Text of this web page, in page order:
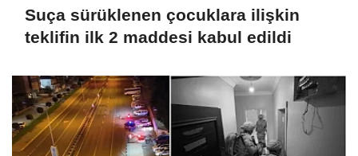
Suça sürüklenen çocuklara ilişkin
teklifin ilk 2 maddesi kabul edildi